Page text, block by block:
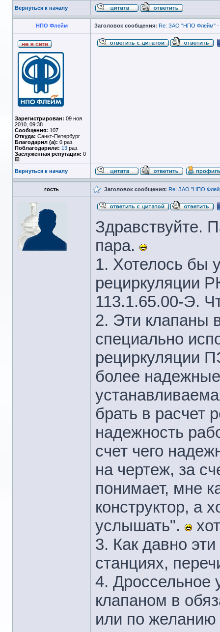
Вернуться к началу
НПО Флейм Заголовок сообщения: Re: ЗАО "НПО Флейм" -
Зарегистрирован: 09 ноя
2010, 09:38
Сообщения: 107
Откуда: Санкт-Петербург
Благодарил (а): 0 раз.
Поблагодарили: 13 раз.
Заслуженная репутация: 0
Вернуться к началу
гость Заголовок сообщения: Re: ЗАО "НПО
Здравствуйте.
пара.
1. Хотелось бы
рециркуляции
113.1.65.00-Э.
2. Эти клапаны
специально
рециркуляции
более
брать в расчет
надежность
счет чего
на чертеж, за
понимает, мне
конструктор, а
услышать".
3. Как давно
станциях,
4. Дроссельное
клапаном в
или по желанию